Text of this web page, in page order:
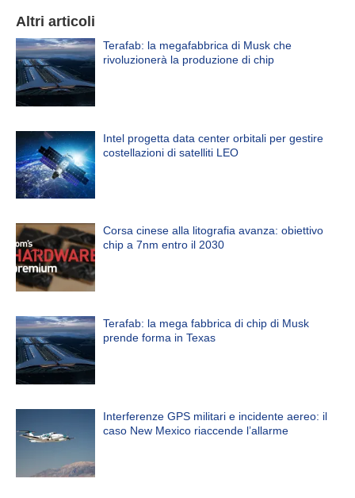
Altri articoli
Terafab: la megafabbrica di Musk che
rivoluzionerà la produzione di chip
Intel progetta data center orbitali per gestire
costellazioni di satelliti LEO
Corsa cinese alla litografia avanza: obiettivo
chip a 7nm entro il 2030
Terafab: la mega fabbrica di chip di Musk
prende forma in Texas
Interferenze GPS militari e incidente aereo: il
caso New Mexico riaccende l’allarme